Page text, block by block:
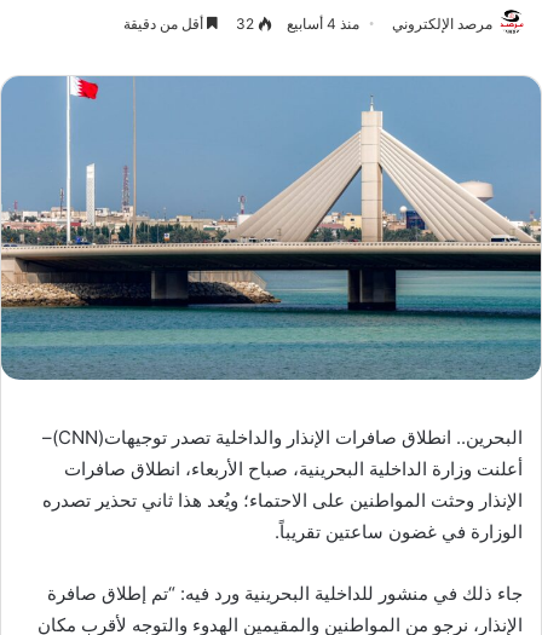
مرصد الإلكتروني منذ 4 أسابيع 32 أقل من دقيقة
البحرين.. انطلاق صافرات الإنذار والداخلية تصدر توجيهات(CNN)–
أعلنت وزارة الداخلية البحرينية، صباح الأربعاء، انطلاق صافرات
الإنذار وحثت المواطنين على الاحتماء؛ ويُعد هذا ثاني تحذير تصدره
الوزارة في غضون ساعتين تقريباً.
جاء ذلك في منشور للداخلية البحرينية ورد فيه: “تم إطلاق صافرة
الإنذار، نرجو من المواطنين والمقيمين الهدوء والتوجه لأقرب مكان